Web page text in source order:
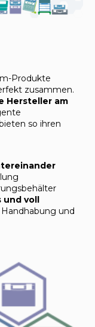
Produkte
zusammen.
Hersteller am
so ihren
und voll
und